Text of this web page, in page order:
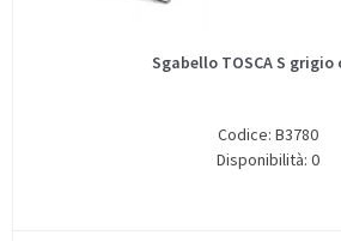
Sgabello TOSCA S grigio
Codice: B3780
Disponibilità: 0